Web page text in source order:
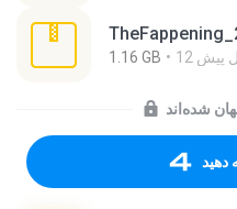
1.16 GB پیش
شده‌اند
دهید